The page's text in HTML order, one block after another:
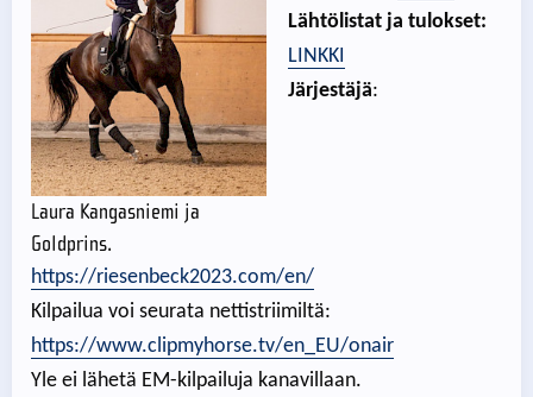
Laura Kangasniemi ja
Goldprins.
Lähtölistat ja tulokset:
LINKKI
Järjestäjä:
https://riesenbeck2023.com/en/
Kilpailua voi seurata nettistriimiltä:
https://www.clipmyhorse.tv/en_EU/onair
Yle ei lähetä EM-kilpailuja kanavillaan.